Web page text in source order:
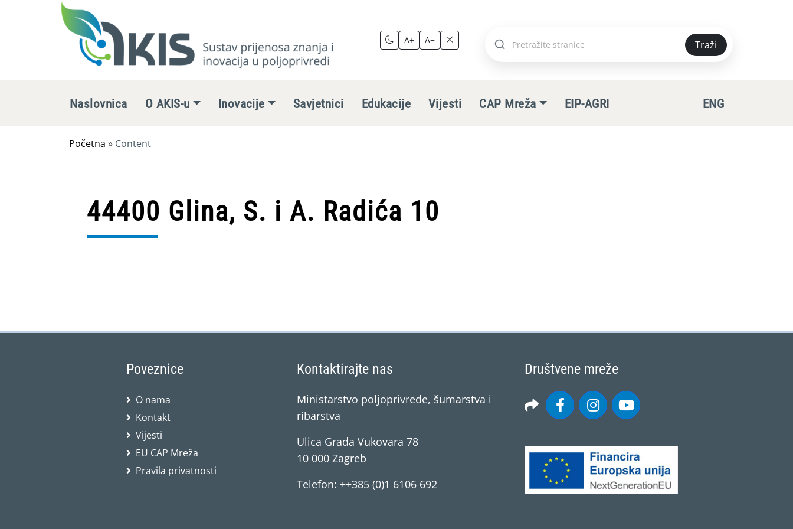
A+ A−
Pretraži
Traži
Naslovnica O AKIS-u Inovacije Savjetnici Edukacije Vijesti CAP Mreža EIP-AGRI ENG
Početna » Content
44400 Glina, S. i A. Radića 10
Poveznice
O nama
Kontakt
Vijesti
EU CAP Mreža
Pravila privatnosti
Kontaktirajte nas
Ministarstvo poljoprivrede, šumarstva i
ribarstva
Ulica Grada Vukovara 78
10 000 Zagreb
Telefon: ++385 (0)1 6106 692
Društvene mreže